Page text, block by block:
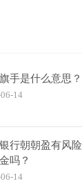
手是什么意思
14
行朝朝盈有风
吗？
14